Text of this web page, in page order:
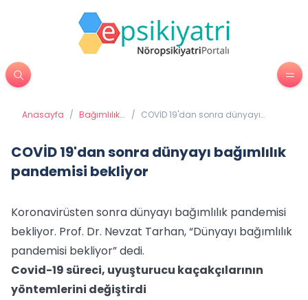
Anasayfa / Bağımlılık
/ COVİD 19'dan sonra dünyayı
COVİD 19'dan sonra dünyayı bağımlılık
pandemisi bekliyor
Koronavirüsten sonra dünyayı bağımlılık pandemisi
bekliyor. Prof. Dr. Nevzat Tarhan, “Dünyayı bağımlılık
pandemisi bekliyor” dedi.
Covid-19 süreci, uyuşturucu kaçakçılarının
yöntemlerini değiştirdi